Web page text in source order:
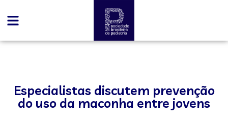
Especialistas discutem prevenção
do uso da maconha entre jovens